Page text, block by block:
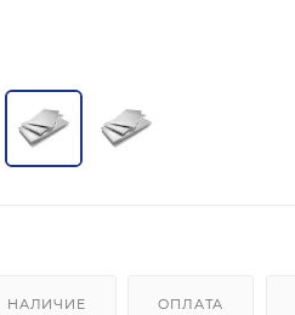
НАЛИЧИЕ ОПЛАТА